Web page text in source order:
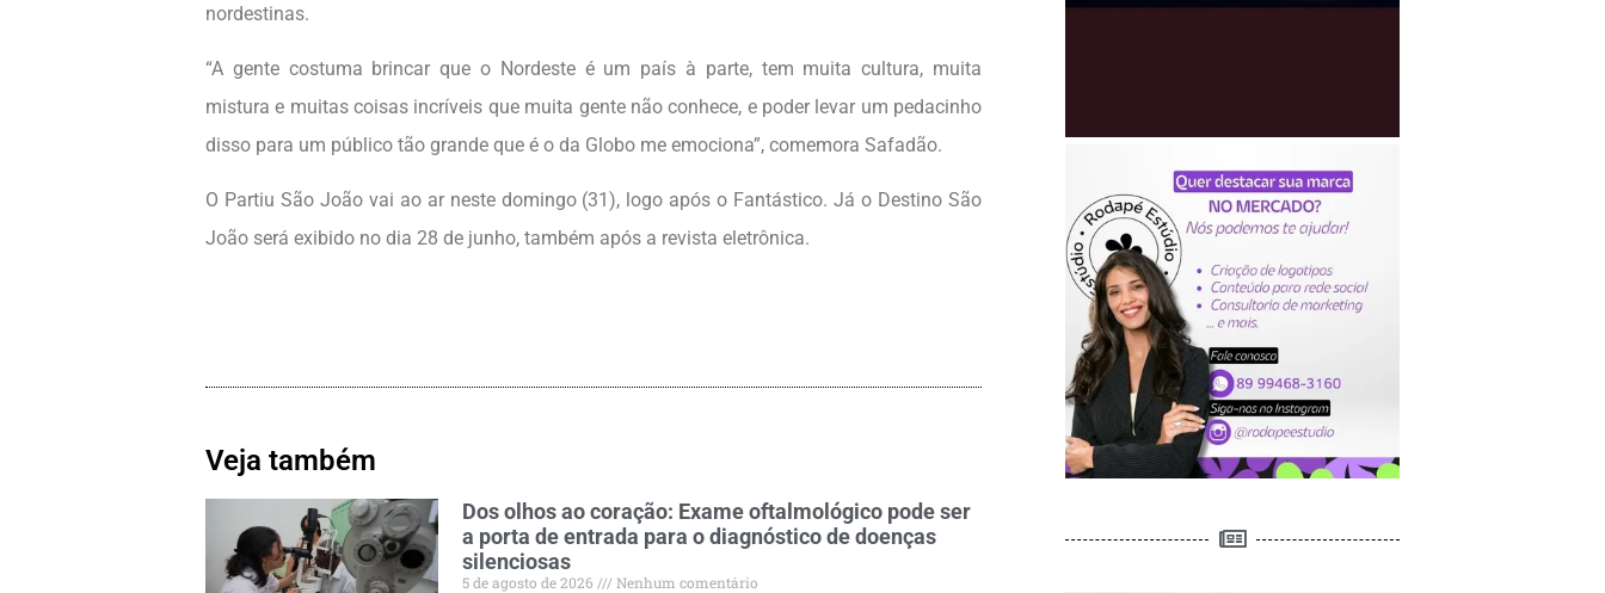
nordestinas.
“A gente costuma brincar que o Nordeste é um país à parte, tem muita cultura, muita
mistura e muitas coisas incríveis que muita gente não conhece, e poder levar um pedacinho
disso para um público tão grande que é o da Globo me emociona”, comemora Safadão.
O Partiu São João vai ao ar neste domingo (31), logo após o Fantástico. Já o Destino São
João será exibido no dia 28 de junho, também após a revista eletrônica.
Veja também
Dos olhos ao coração: Exame oftalmológico pode ser
a porta de entrada para o diagnóstico de doenças
silenciosas
5 de agosto de 2026
Nenhum comentário